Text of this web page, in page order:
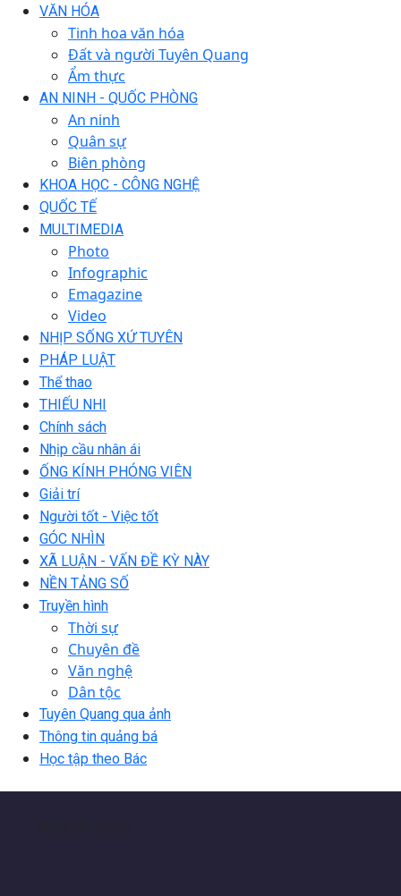
VĂN HÓA
Tinh hoa văn hóa
Đất và người Tuyên Quang
Ẩm thực
AN NINH - QUỐC PHÒNG
An ninh
Quân sự
Biên phòng
KHOA HỌC - CÔNG NGHỆ
QUỐC TẾ
MULTIMEDIA
Photo
Infographic
Emagazine
Video
NHỊP SỐNG XỨ TUYÊN
PHÁP LUẬT
Thể thao
THIẾU NHI
Chính sách
Nhịp cầu nhân ái
ỐNG KÍNH PHÓNG VIÊN
Giải trí
Người tốt - Việc tốt
GÓC NHÌN
XÃ LUẬN - VẤN ĐỀ KỲ NÀY
NỀN TẢNG SỐ
Truyền hình
Thời sự
Chuyên đề
Văn nghệ
Dân tộc
Tuyên Quang qua ảnh
Thông tin quảng bá
Học tập theo Bác